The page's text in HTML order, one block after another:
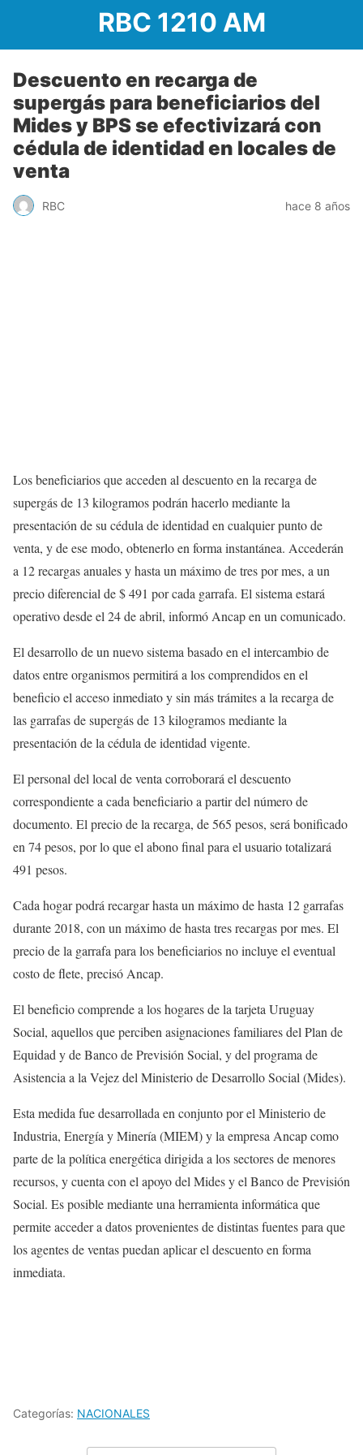
RBC 1210 AM
Descuento en recarga de
supergás para beneficiarios del
Mides y BPS se efectivizará con
cédula de identidad en locales de
venta
RBC hace 8 años
Los beneficiarios que acceden al descuento en la recarga de
supergás de 13 kilogramos podrán hacerlo mediante la
presentación de su cédula de identidad en cualquier punto de
venta, y de ese modo, obtenerlo en forma instantánea. Accederán
a 12 recargas anuales y hasta un máximo de tres por mes, a un
precio diferencial de $ 491 por cada garrafa. El sistema estará
operativo desde el 24 de abril, informó Ancap en un comunicado.
El desarrollo de un nuevo sistema basado en el intercambio de
datos entre organismos permitirá a los comprendidos en el
beneficio el acceso inmediato y sin más trámites a la recarga de
las garrafas de supergás de 13 kilogramos mediante la
presentación de la cédula de identidad vigente.
El personal del local de venta corroborará el descuento
correspondiente a cada beneficiario a partir del número de
documento. El precio de la recarga, de 565 pesos, será bonificado
en 74 pesos, por lo que el abono final para el usuario totalizará
491 pesos.
Cada hogar podrá recargar hasta un máximo de hasta 12 garrafas
durante 2018, con un máximo de hasta tres recargas por mes. El
precio de la garrafa para los beneficiarios no incluye el eventual
costo de flete, precisó Ancap.
El beneficio comprende a los hogares de la tarjeta Uruguay
Social, aquellos que perciben asignaciones familiares del Plan de
Equidad y de Banco de Previsión Social, y del programa de
Asistencia a la Vejez del Ministerio de Desarrollo Social (Mides).
Esta medida fue desarrollada en conjunto por el Ministerio de
Industria, Energía y Minería (MIEM) y la empresa Ancap como
parte de la política energética dirigida a los sectores de menores
recursos, y cuenta con el apoyo del Mides y el Banco de Previsión
Social. Es posible mediante una herramienta informática que
permite acceder a datos provenientes de distintas fuentes para que
los agentes de ventas puedan aplicar el descuento en forma
inmediata.
Categorías: NACIONALES